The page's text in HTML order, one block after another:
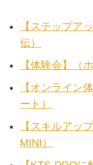
【ステップア
伝）
【体験会】（
【オンライン
ート）
【スキルアッ
MINI）